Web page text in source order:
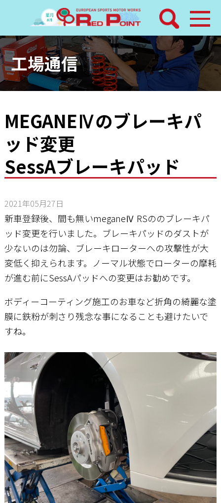
検索
ホーム
トピックス
レッドポイントパーツ
その他サービス
工場通信
お問い合わせ
工場通信
MEGANEⅣのブレーキパ
ッド変更
SessAブレーキパッド
2021年05月27日
新車登録後、間も無いmeganeⅣ RSののブレーキパ
ッド変更を行いました。ブレーキパッドのダストが
少ないのは勿論、ブレーキローターへの攻撃性が大
変低く抑えられます。ノーマル状態でローターの摩耗
が進む前にSessAパッドへの変更はお勧めです。
ボディーコーティング施工のお車など折角の綺麗な塗
膜に鉄粉が刺さり残念な事になることも避けたいで
すね。